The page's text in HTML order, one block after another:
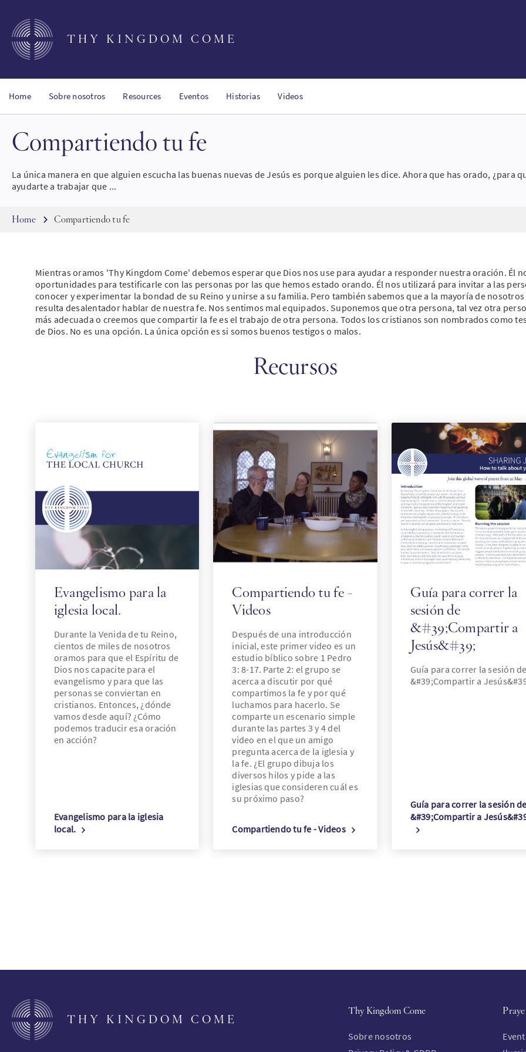
main
content
THY KINGDOM COME
Home Sobre nosotros Resources Eventos Historias Videos
Compartiendo tu fe
La única manera en que alguien escucha las buenas nuevas de Jesús es porque alguien les dice. Ahora que has orado, ¿para
ayudarte a trabajar que ...
Breadcrumb
Home Compartiendo tu fe
Mientras oramos 'Thy Kingdom Come' debemos esperar que Dios nos use para ayudar a responder nuestra oración. Él
oportunidades para testificarle con las personas por las que hemos estado orando. Él nos utilizará para invitar a las
conocer y experimentar la bondad de su Reino y unirse a su familia. Pero también sabemos que a la mayoría de
resulta desalentador hablar de nuestra fe. Nos sentimos mal equipados. Suponemos que otra persona, tal vez otra
más adecuada o creemos que compartir la fe es el trabajo de otra persona. Todos los cristianos son nombrados como
de Dios. No es una opción. La única opción es si somos buenos testigos o malos.
Recursos
Evangelismo para la
iglesia local.
Durante la Venida de tu Reino,
cientos de miles de nosotros
oramos para que el Espíritu de
Dios nos capacite para el
evangelismo y para que las
personas se conviertan en
cristianos. Entonces, ¿dónde
vamos desde aquí? ¿Cómo
podemos traducir esa oración
en acción?
Evangelismo para la iglesia
local.
Compartiendo tu fe -
Videos
Después de una introducción
inicial, este primer video es un
estudio bíblico sobre 1 Pedro
3: 8-17. Parte 2: el grupo se
acerca a discutir por qué
compartimos la fe y por qué
luchamos para hacerlo. Se
comparte un escenario simple
durante las partes 3 y 4 del
video en el que un amigo
pregunta acerca de la iglesia y
la fe. ¿El grupo dibuja los
diversos hilos y pide a las
iglesias que consideren cuál es
su próximo paso?
Compartiendo tu fe - Videos
Guía para correr la
sesión de
&#39;Compartir a
Jesús&#39;
Guía para correr la sesión de
&#39;Compartir a
Guía para correr la sesión de
&#39;Compartir a
THY KINGDOM COME
Thy Kingdom Come
Sobre nosotros